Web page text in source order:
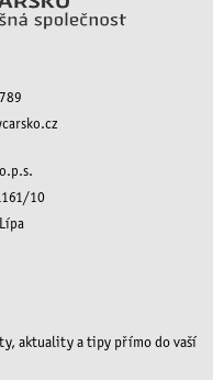
10
aktuality a tipy přímo do vaší